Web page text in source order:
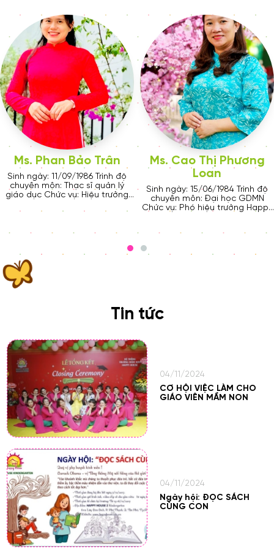
Ms. Phan Bảo Trân
Sinh ngày: 11/09/1986 Trình độ
chuyên môn: Thạc sĩ quản lý
giáo dục Chức vụ: Hiệu trưởng
Ms. Cao Thị Phương
Loan
Sinh ngày: 15/06/1984 Trình độ
chuyên môn: Đại học GDMN
Chức vụ: Phó hiệu trưởng Happy
Tin tức
04/11/2024
THÔNG BÁO LỄ TỔNG
KẾT NĂM HỌC 2017 -
2018
04/03/2025
ƯU ĐÃI NHẬP HỌC LỚN
TRONG THÁNG 3 - 2025
TẠI CƠ SỞ LŨY BÁN BÍCH
04/11/2024
Ngày hội: ĐỌC SÁCH
CÙNG CON
04/11/2024
Game show RUNG
CHUÔNG VÀNG